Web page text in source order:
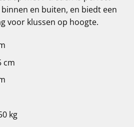
en buiten, en biedt een
voor klussen op hoogte.
cm
kg